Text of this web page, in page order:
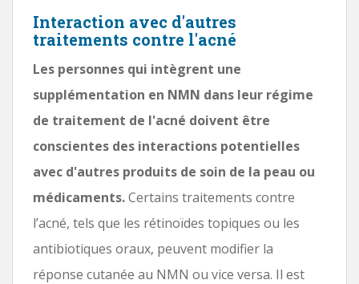
Interaction avec d'autres
traitements contre l'acné
Les personnes qui intègrent une
supplémentation en NMN dans leur régime
de traitement de l'acné doivent être
conscientes des interactions potentielles
avec d'autres produits de soin de la peau ou
médicaments.Certains traitements contre
l’acné, tels que les rétinoïdes topiques ou les
antibiotiques oraux, peuvent modifier la
réponse cutanée au NMN ou vice versa. Il est